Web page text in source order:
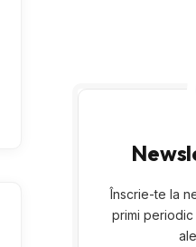
Înscrie-te la
primi periodic